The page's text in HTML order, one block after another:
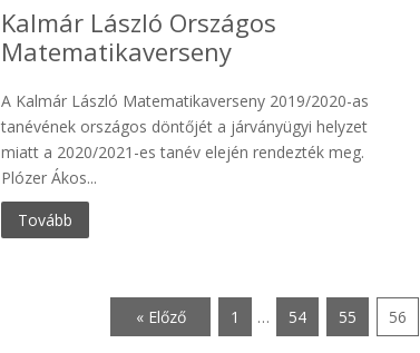
Kalmár László Országos
Matematikaverseny
A Kalmár László Matematikaverseny 2019/2020-as
tanévének országos döntőjét a járványügyi helyzet
miatt a 2020/2021-es tanév elején rendezték meg.
Plózer Ákos...
Tovább
« Előző 1 … 54 55 56